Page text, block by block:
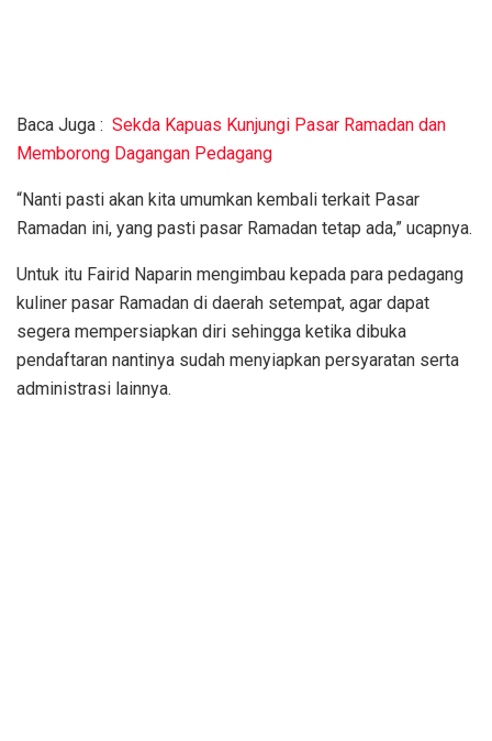
Baca Juga : Sekda Kapuas Kunjungi Pasar Ramadan dan
Memborong Dagangan Pedagang
“Nanti pasti akan kita umumkan kembali terkait Pasar
Ramadan ini, yang pasti pasar Ramadan tetap ada,” ucapnya.
Untuk itu Fairid Naparin mengimbau kepada para pedagang
kuliner pasar Ramadan di daerah setempat, agar dapat
segera mempersiapkan diri sehingga ketika dibuka
pendaftaran nantinya sudah menyiapkan persyaratan serta
administrasi lainnya.